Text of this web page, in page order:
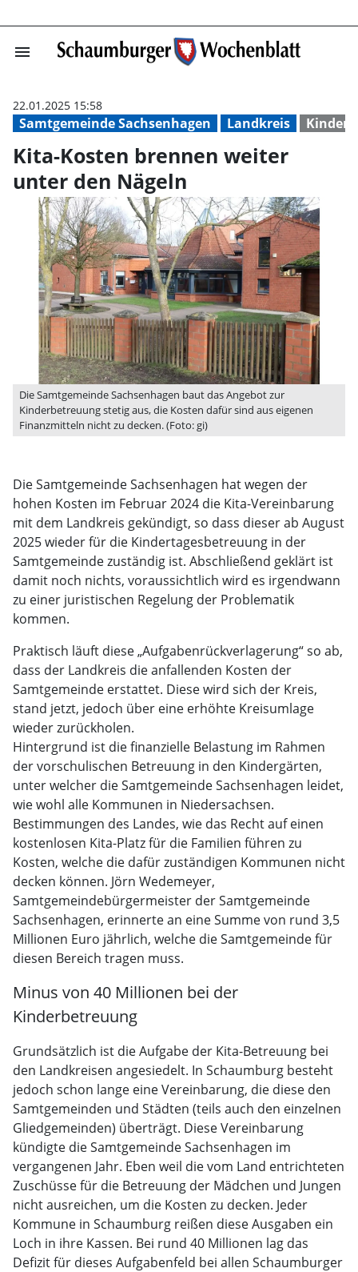
menu Kita-Kosten
Samtgemeinde Sachsenhagen Landkreis
22.01.2025 15:58
Kita-Kosten brennen weiter
unter den Nägeln
Die Samtgemeinde Sachsenhagen baut das Angebot zur
Kinderbetreuung stetig aus, die Kosten dafür sind aus eigenen
Finanzmitteln nicht zu decken. (Foto: gi)
Die Samtgemeinde Sachsenhagen hat wegen der
hohen Kosten im Februar 2024 die Kita-Vereinbarung
mit dem Landkreis gekündigt, so dass dieser ab August
2025 wieder für die Kindertagesbetreuung in der
Samtgemeinde zuständig ist. Abschließend geklärt ist
damit noch nichts, voraussichtlich wird es irgendwann
zu einer juristischen Regelung der Problematik
kommen.
Praktisch läuft diese „Aufgabenrückverlagerung“ so ab,
dass der Landkreis die anfallenden Kosten der
Samtgemeinde erstattet. Diese wird sich der Kreis,
stand jetzt, jedoch über eine erhöhte Kreisumlage
wieder zurückholen.
Hintergrund ist die finanzielle Belastung im Rahmen
der vorschulischen Betreuung in den Kindergärten,
unter welcher die Samtgemeinde Sachsenhagen leidet,
wie wohl alle Kommunen in Niedersachsen.
Bestimmungen des Landes, wie das Recht auf einen
kostenlosen Kita-Platz für die Familien führen zu
Kosten, welche die dafür zuständigen Kommunen nicht
decken können. Jörn Wedemeyer,
Samtgemeindebürgermeister der Samtgemeinde
Sachsenhagen, erinnerte an eine Summe von rund 3,5
Millionen Euro jährlich, welche die Samtgemeinde für
diesen Bereich tragen muss.
Minus von 40 Millionen bei der
Kinderbetreuung
Grundsätzlich ist die Aufgabe der Kita-Betreuung bei
den Landkreisen angesiedelt. In Schaumburg besteht
jedoch schon lange eine Vereinbarung, die diese den
Samtgemeinden und Städten (teils auch den einzelnen
Gliedgemeinden) überträgt. Diese Vereinbarung
kündigte die Samtgemeinde Sachsenhagen im
vergangenen Jahr. Eben weil die vom Land entrichteten
Zuschüsse für die Betreuung der Mädchen und Jungen
nicht ausreichen, um die Kosten zu decken. Jeder
Kommune in Schaumburg reißen diese Ausgaben ein
Loch in ihre Kassen. Bei rund 40 Millionen lag das
Defizit für dieses Aufgabenfeld bei allen Schaumburger